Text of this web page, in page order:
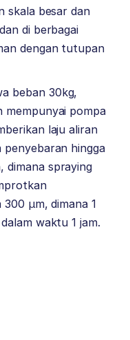
skala besar dan
di berbagai
dengan tutupan
beban 30kg,
pompa
laju aliran
penyebaran hingga
spraying
μm, dimana 1
waktu 1 jam.